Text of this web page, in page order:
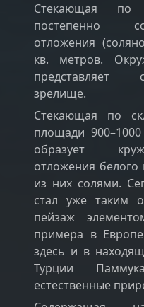
Стекающая
постепенно
отложения
кв. метров.
представляет
зрелище.
Стекающая по
площади
образует
отложения
из них солями.
стал уже таким
пейзаж
примера в
здесь и в
Турции
естественные